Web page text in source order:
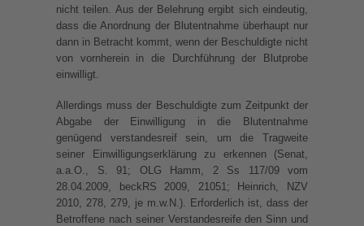
nicht teilen. Aus der Belehrung ergibt sich eindeutig,
dass die Anordnung der Blutentnahme überhaupt nur
dann in Betracht kommt, wenn der Beschuldigte nicht
von vornherein in die Durchführung der Blutprobe
einwilligt.
Allerdings muss der Beschuldigte zum Zeitpunkt der
Abgabe der Einwilligung in die Blutentnahme
genügend verstandesreif sein, um die Tragweite
seiner Einwilligungserklärung zu erkennen (Senat,
a.a.O., S. 91; OLG Hamm, 2 Ss 117/09 vom
28.04.2009, beckRS 2009, 21051; Heinrich, NZV
2010, 278, 279, je m.w.N.). Erforderlich ist, dass der
Betroffene nach seiner Verstandesreife den Sinn und